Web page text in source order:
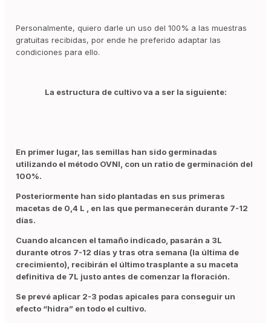
Personalmente, quiero darle un uso del 100% a las muestras
gratuitas recibidas, por ende he preferido adaptar las
condiciones para ello.
La estructura de cultivo va a ser la siguiente:
En primer lugar, las semillas han sido germinadas
utilizando el método OVNI, con un ratio de germinación del
100%.
Posteriormente han sido plantadas en sus primeras
macetas de 0,4 L , en las que permanecerán durante 7-12
días.
Cuando alcancen el tamaño indicado, pasarán a 3L
durante otros 7-12 días y tras otra semana (la última de
crecimiento), recibirán el último trasplante a su maceta
definitiva de 7L justo antes de comenzar la floración.
Se prevé aplicar 2-3 podas apicales para conseguir un
efecto “hidra” en todo el cultivo.